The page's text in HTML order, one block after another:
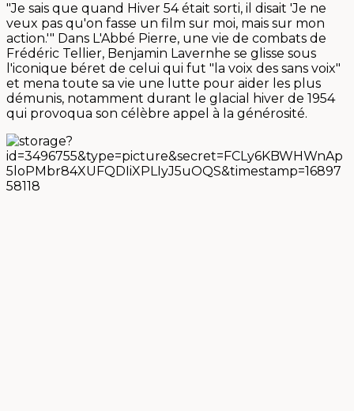
"Je sais que quand Hiver 54 était sorti, il disait 'Je ne
veux pas qu'on fasse un film sur moi, mais sur mon
action.'" Dans L'Abbé Pierre, une vie de combats de
Frédéric Tellier, Benjamin Lavernhe se glisse sous
l'iconique béret de celui qui fut "la voix des sans voix"
et mena toute sa vie une lutte pour aider les plus
démunis, notamment durant le glacial hiver de 1954
qui provoqua son célèbre appel à la générosité.